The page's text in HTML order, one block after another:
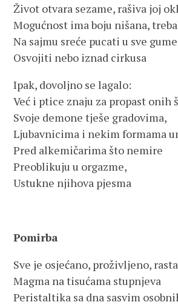
Život otvara sezame, rašiva joj
Mogućnost ima boju nišana,
Na sajmu sreće pucati u sve
Osvojiti nebo iznad cirkusa
Ipak, dovoljno se lagalo:
Već i ptice znaju za propast onih
Svoje demone tješe gradovima,
Ljubavnicima i nekim formama
Pred alkemičarima što nemire
Preoblikuju u orgazme,
Ustukne njihova pjesma
Pomirba
Sve je osjećano, proživljeno,
Magma na tisućama stupnjeva
Peristaltika sa dna sasvim